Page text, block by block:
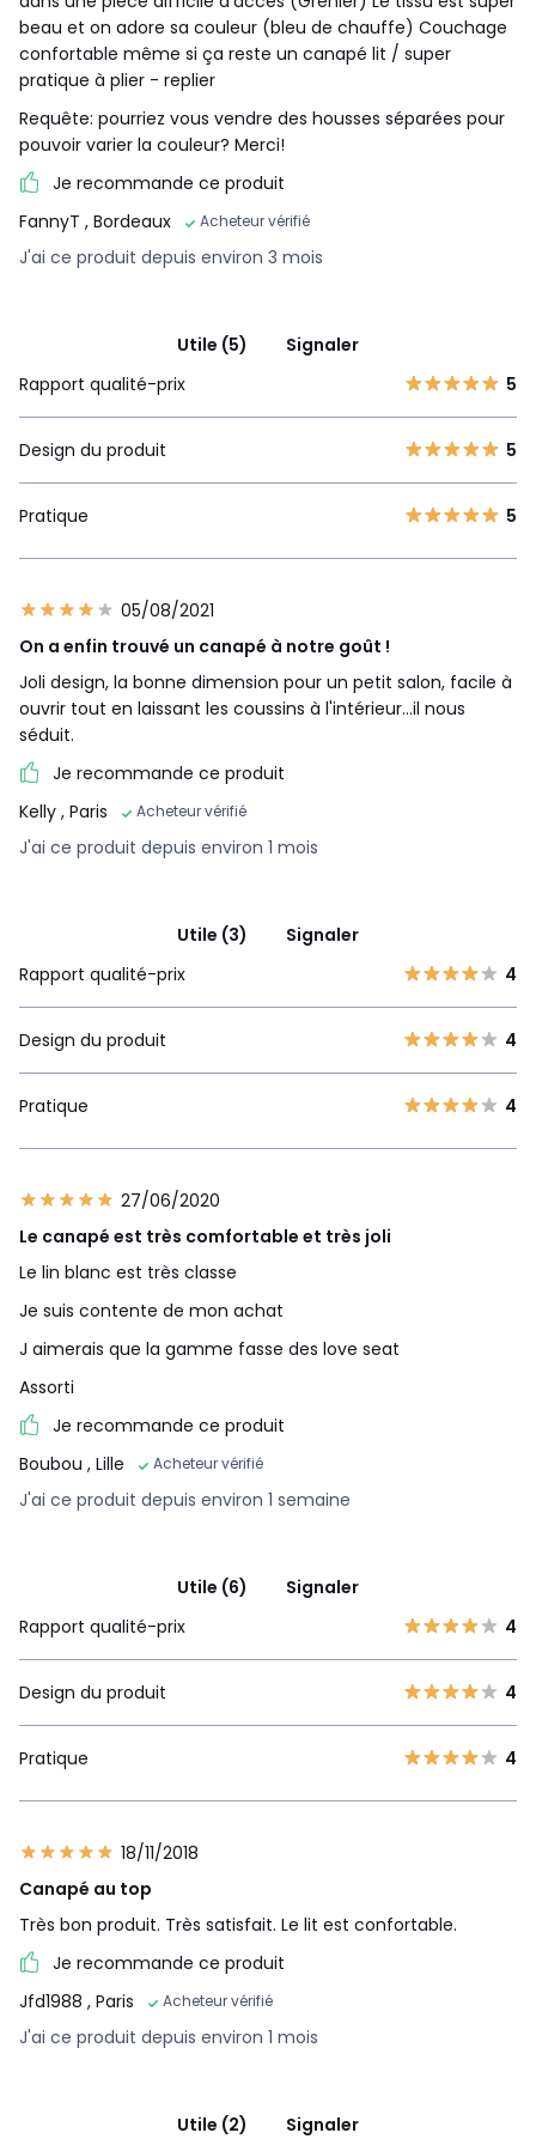
Caractéristiques environnementales de l’emballage
En savoir plus sur nos emballages
beau et on adore sa couleur (bleu de chauffe) Couchage
confortable même si ça reste un canapé lit / super
pratique à plier - replier
Requête: pourriez vous vendre des housses séparées pour
pouvoir varier la couleur? Merci!
Je recommande ce produit
FannyT , Bordeaux Acheteur vérifié
J'ai ce produit depuis environ 3 mois
Utile (5)
Signaler
Rapport qualité-prix
5
Design du produit 5
Pratique 5
05/08/2021
On a enfin trouvé un canapé à notre goût !
Joli design, la bonne dimension pour un petit salon, facile à
ouvrir tout en laissant les coussins à l'intérieur...il nous
séduit.
Je recommande ce produit
Kelly , Paris Acheteur vérifié
J'ai ce produit depuis environ 1 mois
Utile (3)
Signaler
Rapport qualité-prix
4
Design du produit 4
Pratique 4
27/06/2020
Le canapé est très comfortable et très joli
Le lin blanc est très classe
Je suis contente de mon achat
J aimerais que la gamme fasse des love seat
Assorti
Je recommande ce produit
Boubou , Lille Acheteur vérifié
J'ai ce produit depuis environ 1 semaine
Utile (6)
Signaler
Rapport qualité-prix
4
Design du produit 4
Pratique 4
18/11/2018
Canapé au top
Très bon produit. Très satisfait. Le lit est confortable.
Je recommande ce produit
Jfd1988 , Paris Acheteur vérifié
J'ai ce produit depuis environ 1 mois
Utile (2) Signaler